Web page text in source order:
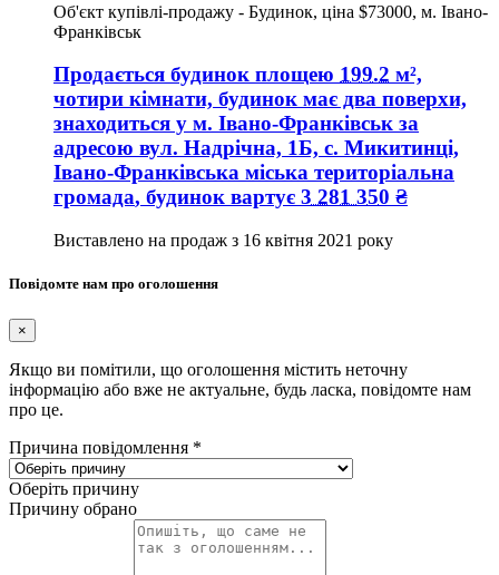
Об'єкт купівлі-продажу - Будинок, ціна $73000, м. Івано-
Франківськ
Продається будинок площею 199.2 м²,
чотири кімнати, будинок має два поверхи,
знаходиться у м. Івано-Франківськ за
адресою вул. Надрічна, 1Б, с. Микитинці,
Івано-Франківська міська територіальна
громада, будинок вартує 3 281 350 ₴
Виставлено на продаж з 16 квітня 2021 року
Повідомте нам про оголошення
×
Якщо ви помітили, що оголошення містить неточну
інформацію або вже не актуальне, будь ласка, повідомте нам
про це.
Причина повідомлення *
Оберіть причину
Причину обрано